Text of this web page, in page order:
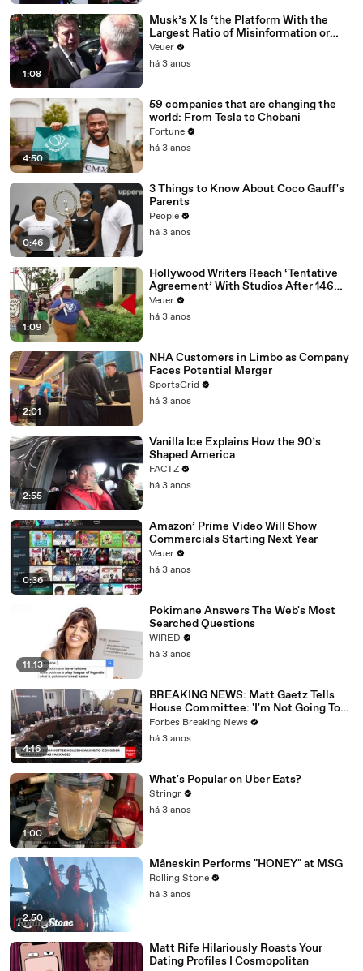
1:08
Musk’s X Is ‘the Platform With the
Largest Ratio of Misinformation or
Disinformation’ Amongst All Social
Media Platforms
Veuer
há 3 anos
4:50
59 companies that are changing the
world: From Tesla to Chobani
Fortune
há 3 anos
0:46
3 Things to Know About Coco Gauff's
Parents
People
há 3 anos
1:09
Hollywood Writers Reach ‘Tentative
Agreement’ With Studios After 146
Day Strike
Veuer
há 3 anos
2:01
NHA Customers in Limbo as Company
Faces Potential Merger
SportsGrid
há 3 anos
2:55
Vanilla Ice Explains How the 90’s
Shaped America
FACTZ
há 3 anos
0:36
Amazon’ Prime Video Will Show
Commercials Starting Next Year
Veuer
há 3 anos
11:13
Pokimane Answers The Web's Most
Searched Questions
WIRED
há 3 anos
4:16
BREAKING NEWS: Matt Gaetz Tells
House Committee: 'I'm Not Going To
Vote For A Continuing Resolution'
Forbes Breaking News
há 3 anos
1:00
What's Popular on Uber Eats?
Stringr
há 3 anos
2:50
Måneskin Performs "HONEY" at MSG
Rolling Stone
há 3 anos
Matt Rife Hilariously Roasts Your
Dating Profiles | Cosmopolitan